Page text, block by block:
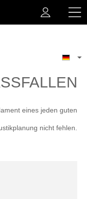
eines jeden guten
nicht fehlen.